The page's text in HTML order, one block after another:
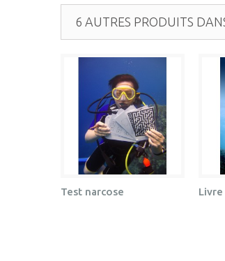
6 AUTRES PRODUITS
Test narcose Livre